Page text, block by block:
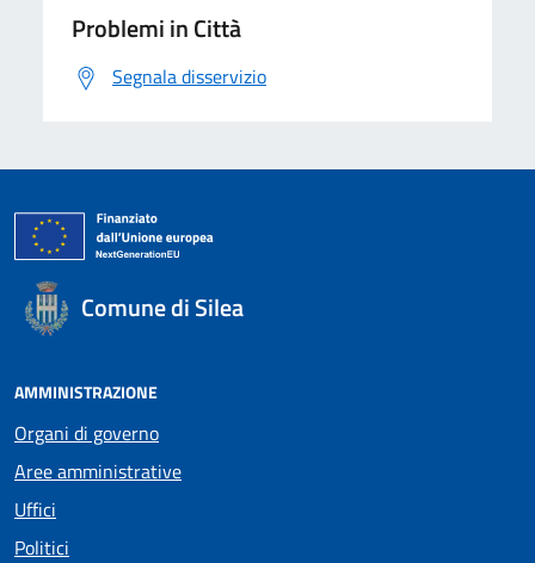
Problemi in Città
Segnala disservizio
Comune di Silea
AMMINISTRAZIONE
Organi di governo
Aree amministrative
Uffici
Politici